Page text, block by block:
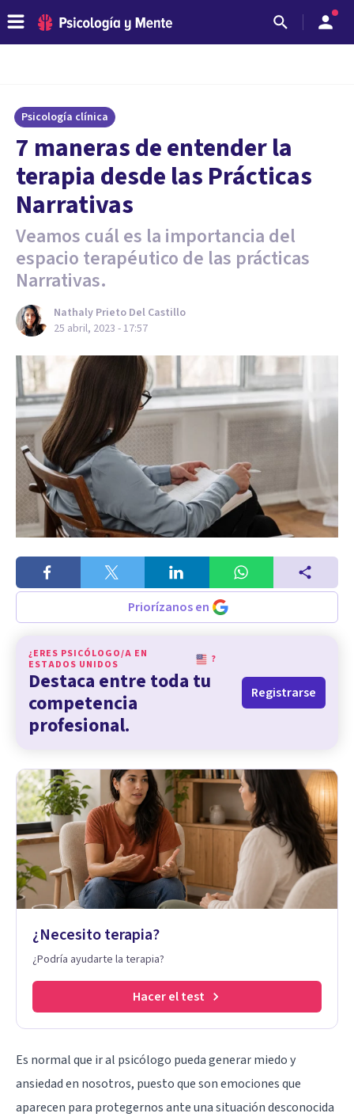
Psicología clínica
7 maneras de entender la
terapia desde las Prácticas
Narrativas
Veamos cuál es la importancia del
espacio terapéutico de las prácticas
Narrativas.
Nathaly Prieto Del Castillo
25 abril, 2023 - 17:57
Priorízanos en
¿ERES PSICÓLOGO/A EN
ESTADOS UNIDOS
?
Destaca entre toda tu
competencia
profesional.
Registrarse
¿Necesito terapia?
¿Podría ayudarte la terapia?
Hacer el test
Es normal que ir al psicólogo pueda generar miedo y
ansiedad en nosotros, puesto que son emociones que
aparecen para protegernos ante una situación desconocida